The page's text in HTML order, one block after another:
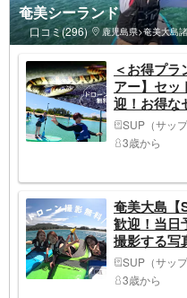
奄美シーランド
口コミ(296) 鹿児島県>奄美大島
＜お得プ
アー】セッ
迎！お得な
口コミ投稿
り（180分
SUP（サップ
3歳から
奄美大島【
歓迎！当日
撮影する写
分）※お一
SUP（サップ
3歳から